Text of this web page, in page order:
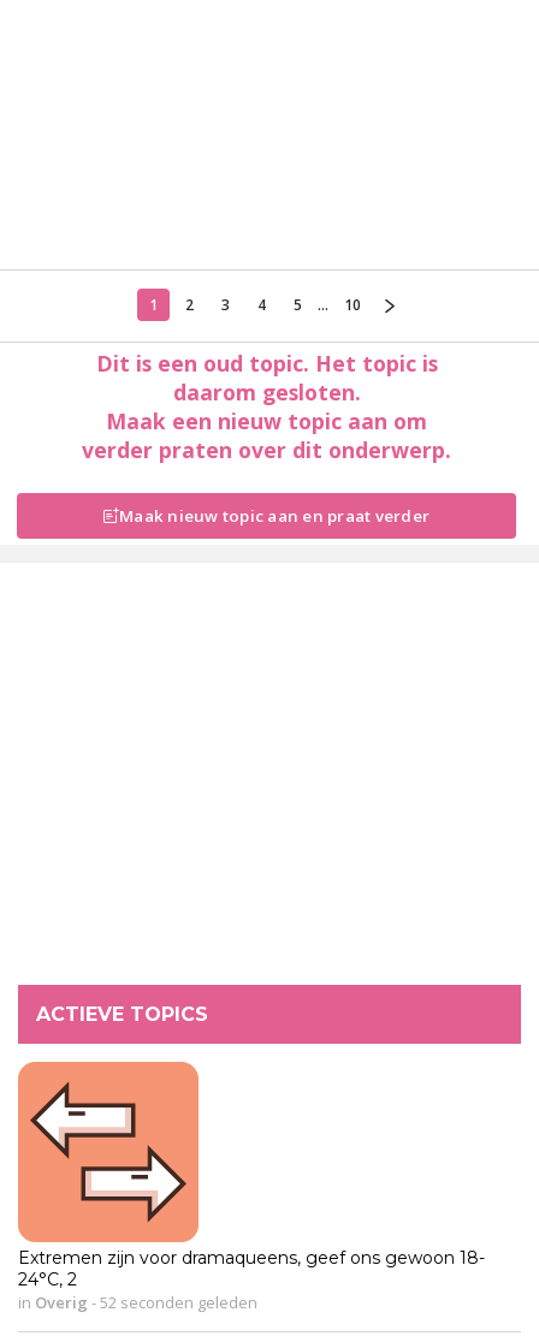
1 2 3 4 5 ... 10
Dit is een oud topic. Het topic is
daarom gesloten.
Maak een nieuw topic aan om
verder praten over dit onderwerp.
Maak nieuw topic aan en praat verder
ACTIEVE TOPICS
Extremen zijn voor dramaqueens, geef ons gewoon 18-
24°C, 2
in Overig -52 seconden geleden